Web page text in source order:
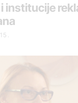
institucije